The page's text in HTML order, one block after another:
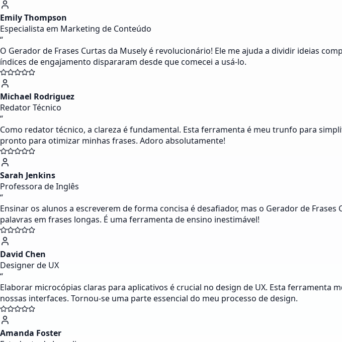
Emily Thompson
Especialista em Marketing de Conteúdo
“
O Gerador de Frases Curtas da Musely é revolucionário! Ele me ajuda a dividir ideias
índices de engajamento dispararam desde que comecei a usá-lo.
Michael Rodriguez
Redator Técnico
“
Como redator técnico, a clareza é fundamental. Esta ferramenta é meu trunfo para
pronto para otimizar minhas frases. Adoro absolutamente!
Sarah Jenkins
Professora de Inglês
“
Ensinar os alunos a escreverem de forma concisa é desafiador, mas o Gerador de
palavras em frases longas. É uma ferramenta de ensino inestimável!
David Chen
Designer de UX
“
Elaborar microcópias claras para aplicativos é crucial no design de UX. Esta
nossas interfaces. Tornou-se uma parte essencial do meu processo de design.
Amanda Foster